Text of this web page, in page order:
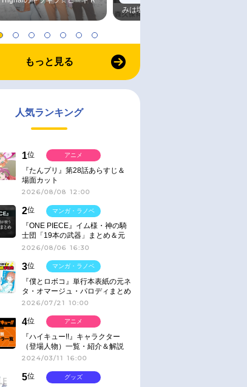
みは塩だけ
もっと見る
人気ランキング
1位
『たんプリ』第28話あらすじ＆
場面カット
2026/08/08 12:00
アニメ
2位
『ONE PIECE』イム様・神の騎
士団「19本の武器」まとめ＆元
ネタ
2026/08/06 16:30
マンガ・ラノベ
3位
『僕とロボコ』単行本表紙の元ネ
タ・オマージュ・パロディまとめ
2026/07/21 10:00
マンガ・ラノベ
4位
『ハイキュー!!』キャラクター
（登場人物）一覧・紹介＆解説
2024/03/11 16:00
アニメ
5位
グッズ